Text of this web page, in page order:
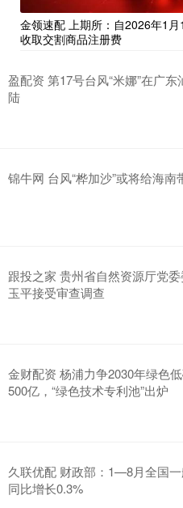
金领速配 上期所：自2026年1
收取交割商品注册费
盈配资 第17号台风“米娜”在广
陆
锦牛网 台风“桦加沙”或将给海南
跟投之家 贵州省自然资源厅党
玉平接受审查调查
金财配资 杨浦力争2030年绿色
500亿，“绿色技术专利池”出炉
久联优配 财政部：1—8月全国
同比增长0.3%